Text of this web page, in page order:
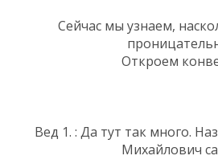
Сейчас мы узнаем,
Откроем
Вед 1. : Да тут так много.
Михайлович